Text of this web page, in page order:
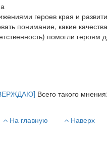
героев края и
понимание, какие
помогли героям
Всего такого
На главную Наверх